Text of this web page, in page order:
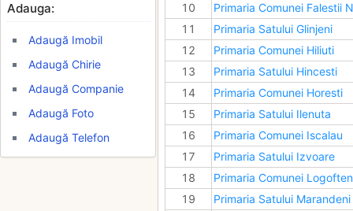
Adauga:
Adaugă Imobil
Adaugă Chirie
Adaugă Companie
Adaugă Foto
Adaugă Telefon
10
Primaria Comunei Falestii
11
Primaria Satului Glinjeni
12
Primaria Comunei Hiliuti
13
Primaria Satului Hincesti
14
Primaria Comunei Horesti
15
Primaria Satului Ilenuta
16
Primaria Comunei Iscalau
17
Primaria Satului Izvoare
18
Primaria Comunei
19
Primaria Satului Marandeni